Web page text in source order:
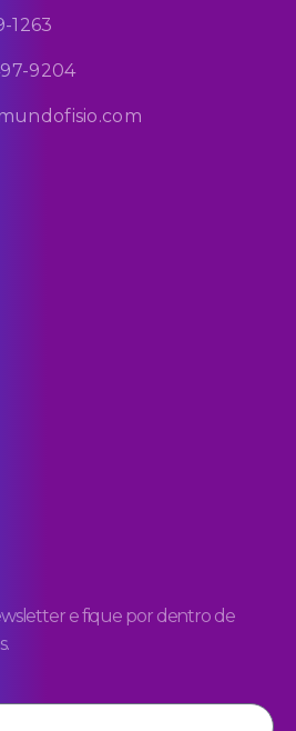
1263
9204
e fique por dentro de